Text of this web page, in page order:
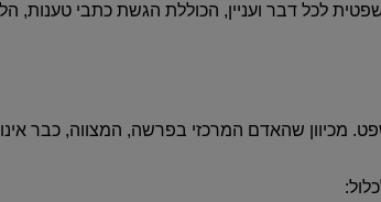
לכל דבר ועניין, הכוללת הגשת כתבי טענות,
מכיוון שהאדם המרכזי בפרשה, המצווה, כבר